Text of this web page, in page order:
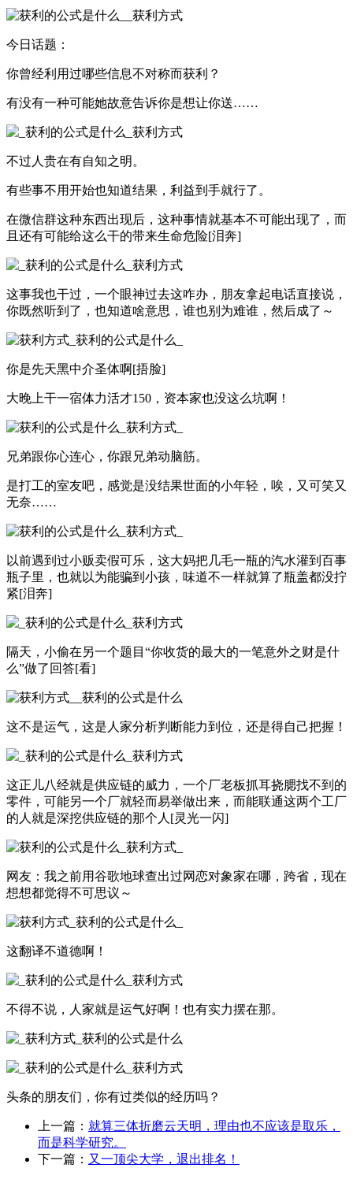
今日话题：
你曾经利用过哪些信息不对称而获利？
有没有一种可能她故意告诉你是想让你送……
不过人贵在有自知之明。
有些事不用开始也知道结果，利益到手就行了。
在微信群这种东西出现后，这种事情就基本不可能出现了，而
且还有可能给这么干的带来生命危险[泪奔]
这事我也干过，一个眼神过去这咋办，朋友拿起电话直接说，
你既然听到了，也知道啥意思，谁也别为难谁，然后成了～
你是先天黑中介圣体啊[捂脸]
大晚上干一宿体力活才150，资本家也没这么坑啊！
兄弟跟你心连心，你跟兄弟动脑筋。
是打工的室友吧，感觉是没结果世面的小年轻，唉，又可笑又
无奈……
以前遇到过小贩卖假可乐，这大妈把几毛一瓶的汽水灌到百事
瓶子里，也就以为能骗到小孩，味道不一样就算了瓶盖都没拧
紧[泪奔]
隔天，小偷在另一个题目“你收货的最大的一笔意外之财是什
么”做了回答[看]
这不是运气，这是人家分析判断能力到位，还是得自己把握！
这正儿八经就是供应链的威力，一个厂老板抓耳挠腮找不到的
零件，可能另一个厂就轻而易举做出来，而能联通这两个工厂
的人就是深挖供应链的那个人[灵光一闪]
网友：我之前用谷歌地球查出过网恋对象家在哪，跨省，现在
想想都觉得不可思议～
这翻译不道德啊！
不得不说，人家就是运气好啊！也有实力摆在那。
头条的朋友们，你有过类似的经历吗？
上一篇： 就算三体折磨云天明，理由也不应该是取乐，
而是科学研究。
下一篇： 又一顶尖大学，退出排名！